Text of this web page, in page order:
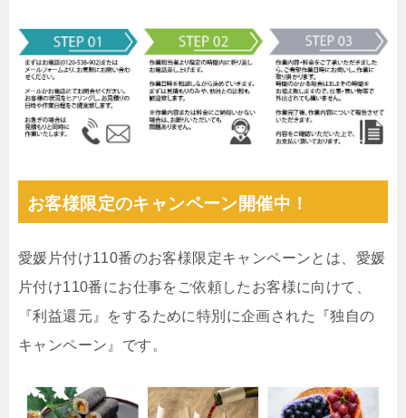
お客様限定のキャンペーン開催中！
愛媛片付け110番のお客様限定キャンペーンとは、愛媛
片付け110番にお仕事をご依頼したお客様に向けて、
『利益還元』をするために特別に企画された『独自の
キャンペーン』です。